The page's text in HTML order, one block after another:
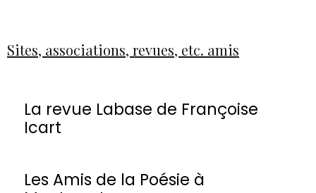
Sites, associations, revues, etc. amis
La revue Labase de Françoise
Icart
Les Amis de la Poésie à